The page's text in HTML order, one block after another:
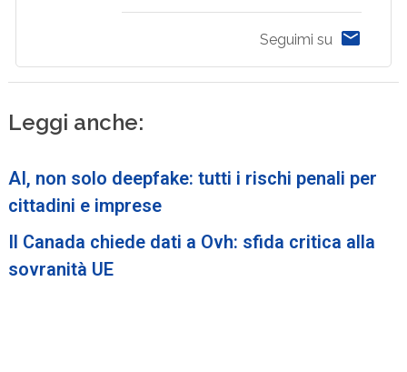
Seguimi su
Leggi anche:
AI, non solo deepfake: tutti i rischi penali per
cittadini e imprese
Il Canada chiede dati a Ovh: sfida critica alla
sovranità UE